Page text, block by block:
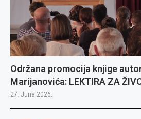
Održana promocija knjige
Marijanovića: LEKTIRA ZA
27. Juna 2026.